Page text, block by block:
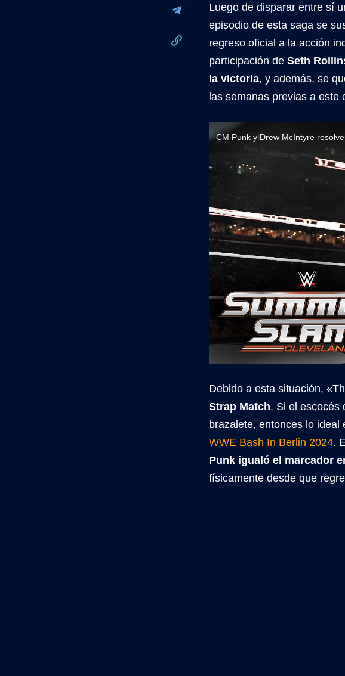
Luego de disparar entre sí
episodio de esta saga se
regreso oficial a la acción
participación de Seth
la victoria, y además, se
las semanas previas a este
CM Punk y Drew McIntyre
Debido a esta situación,
Strap Match. Si el escocés
brazalete, entonces lo
WWE Bash In Berlin 2024.
Punk igualó el marcador
físicamente desde que